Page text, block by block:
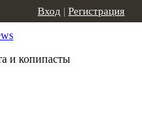
и копипасты
Вход | Регистрация